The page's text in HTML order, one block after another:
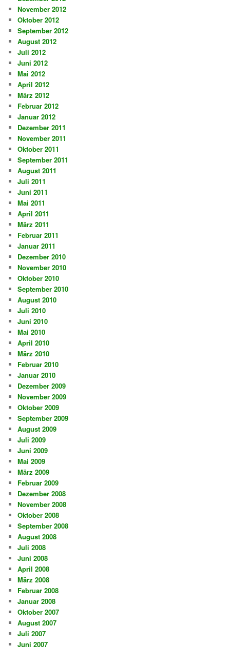
November 2012
Oktober 2012
September 2012
August 2012
Juli 2012
Juni 2012
Mai 2012
April 2012
März 2012
Februar 2012
Januar 2012
Dezember 2011
November 2011
Oktober 2011
September 2011
August 2011
Juli 2011
Juni 2011
Mai 2011
April 2011
März 2011
Februar 2011
Januar 2011
Dezember 2010
November 2010
Oktober 2010
September 2010
August 2010
Juli 2010
Juni 2010
Mai 2010
April 2010
März 2010
Februar 2010
Januar 2010
Dezember 2009
November 2009
Oktober 2009
September 2009
August 2009
Juli 2009
Juni 2009
Mai 2009
März 2009
Februar 2009
Dezember 2008
November 2008
Oktober 2008
September 2008
August 2008
Juli 2008
Juni 2008
April 2008
März 2008
Februar 2008
Januar 2008
Oktober 2007
August 2007
Juli 2007
Juni 2007